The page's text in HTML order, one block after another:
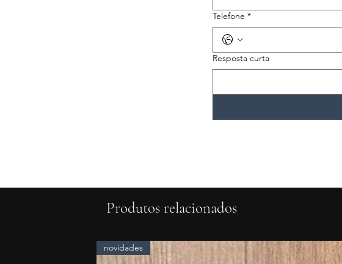
Telefone *
Resposta curta
Produtos relacionados
novidades